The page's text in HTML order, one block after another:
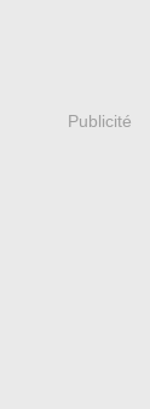
Publicité